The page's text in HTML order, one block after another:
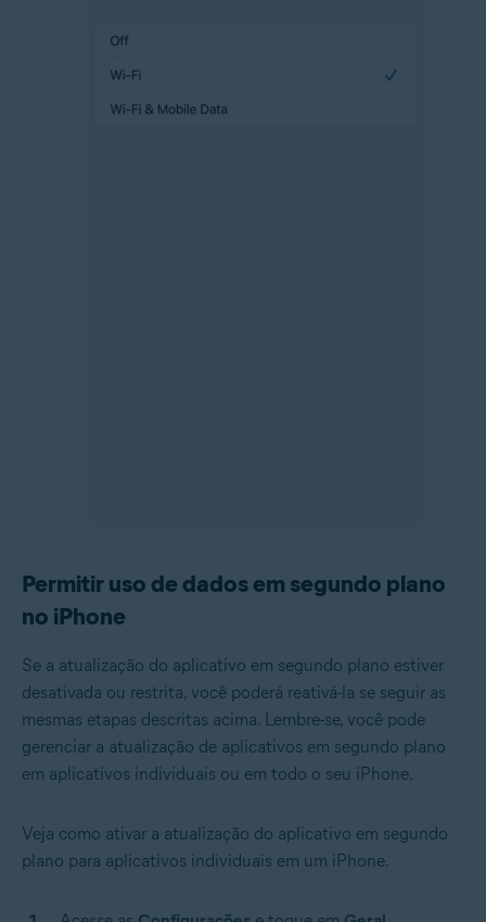
Permitir uso de dados em segundo plano
no iPhone
Se a atualização do aplicativo em segundo plano estiver
desativada ou restrita, você poderá reativá-la se seguir as
mesmas etapas descritas acima. Lembre-se, você pode
gerenciar a atualização de aplicativos em segundo plano
em aplicativos individuais ou em todo o seu iPhone.
Veja como ativar a atualização do aplicativo em segundo
plano para aplicativos individuais em um iPhone.